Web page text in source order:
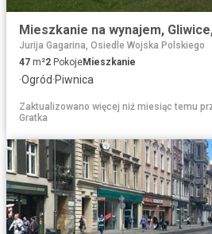
Mieszkanie na wynajem,
Jurija Gagarina, Osiedle Wojska Polskiego
47 m²2 PokojeMieszkanie
·Ogród·Piwnica
Zaktualizowano więcej niż miesiąc temu
Gratka